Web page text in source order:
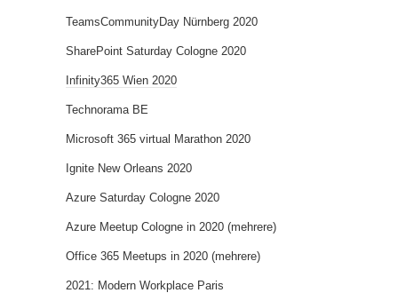
TeamsCommunityDay Nürnberg 2020
SharePoint Saturday Cologne 2020
Infinity365 Wien 2020
Technorama BE
Microsoft 365 virtual Marathon 2020
Ignite New Orleans 2020
Azure Saturday Cologne 2020
Azure Meetup Cologne in 2020 (mehrere)
Office 365 Meetups in 2020 (mehrere)
2021: Modern Workplace Paris